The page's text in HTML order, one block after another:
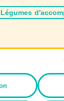
Légumes